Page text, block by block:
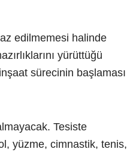
edilmemesi halinde
yürüttüğü
sürecinin başlaması
Tesiste
yüzme, cimnastik, tenis,